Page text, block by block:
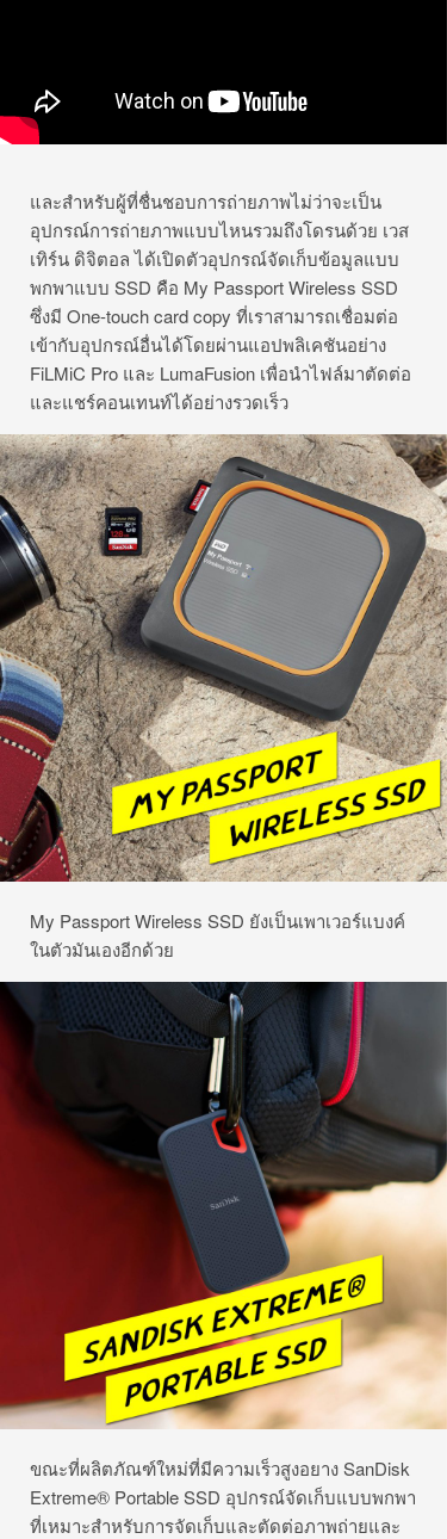
และสำหรับผู้ที่ชื่นชอบการถ่ายภาพไม่ว่าจะเป็น
อุปกรณ์การถ่ายภาพแบบไหนรวมถึงโดรนด้วย เวส
เทิร์น ดิจิตอล ได้เปิดตัวอุปกรณ์จัดเก็บข้อมูลแบบ
พกพาแบบ SSD คือ My Passport Wireless SSD
ซึ่งมี One-touch card copy ที่เราสามารถเชื่อมต่อ
เข้ากับอุปกรณ์อื่นได้โดยผ่านแอปพลิเคชันอย่าง
FiLMiC Pro และ LumaFusion เพื่อนำไฟล์มาตัดต่อ
และแชร์คอนเทนท์ได้อย่างรวดเร็ว
My Passport Wireless SSD ยังเป็นเพาเวอร์แบงค์
ในตัวมันเองอีกด้วย
ขณะที่ผลิตภัณฑ์ใหม่ที่มีความเร็วสูงอยาง SanDisk
Extreme® Portable SSD อุปกรณ์จัดเก็บแบบพกพา
ที่เหมาะสำหรับการจัดเก็บและตัดต่อภาพถ่ายและ